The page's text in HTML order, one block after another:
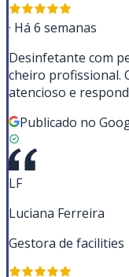
· Há 6 semanas
Desinfetante com
cheiro profissional.
atencioso e
Publicado no
LF
Luciana Ferreira
Gestora de facilities